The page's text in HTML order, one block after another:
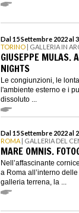
Dal 15 Settembre 2022 al
TORINO | GALLERIA IN
GIUSEPPE MULAS.
NIGHTS
Le congiunzioni, le
l'ambiente esterno e i
dissoluto ...
Dal 15 Settembre 2022 al
ROMA | GALLERIA DEL
MARE OMNIS.
Nell’affascinante
a Roma all’interno
galleria terrena, la ...